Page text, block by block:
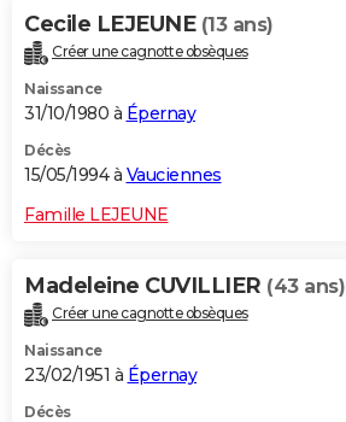
Cecile LEJEUNE (13 ans)
Créer une cagnotte obsèques
Naissance
31/10/1980 à Épernay
Décès
15/05/1994 à Vauciennes
Famille LEJEUNE
Madeleine CUVILLIER (43 ans)
Créer une cagnotte obsèques
Naissance
23/02/1951 à Épernay
Décès